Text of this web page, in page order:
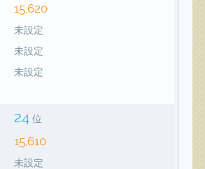
15,620
未設定
未設定
未設定
24 位
15,610
未設定